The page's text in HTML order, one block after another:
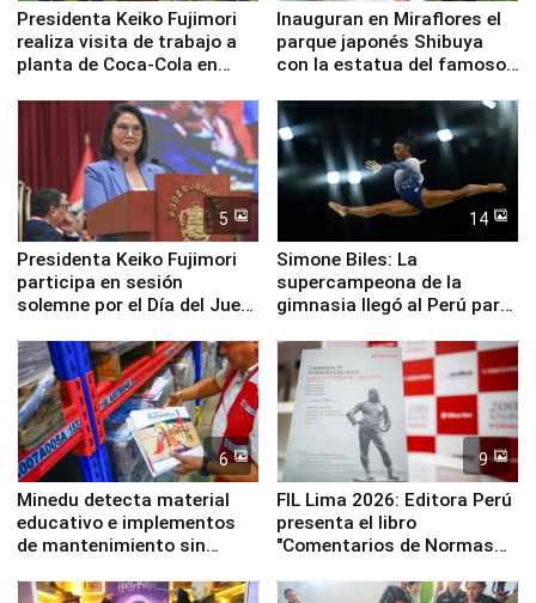
Presidenta Keiko Fujimori
realiza visita de trabajo a
planta de Coca-Cola en
Inauguran en Miraflores el
parque japonés Shibuya
con la estatua del famoso
5
Presidenta Keiko Fujimori
participa en sesión
solemne por el Día del Juez
14
Simone Biles: La
supercampeona de la
gimnasia llegó al Perú para
Panamericanos Lima 2027
6
Minedu detecta material
educativo e implementos
de mantenimiento sin
la UGEL 2
9
FIL Lima 2026: Editora Perú
presenta el libro
"Comentarios de Normas
Derecho Colectivo"